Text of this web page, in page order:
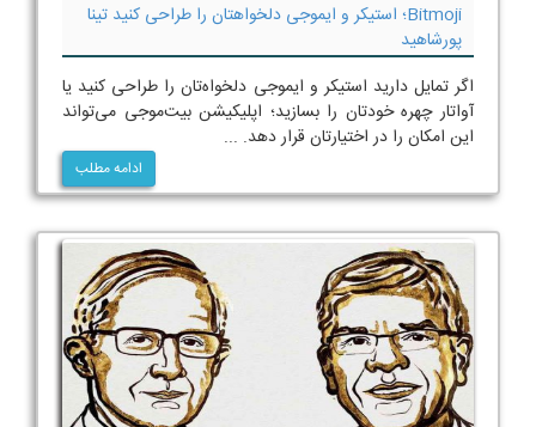
Bitmoji؛ استیکر و ایموجی دلخواهتان را طراحی کنید تینا
پورشاهید
اگر تمایل دارید استیکر و ایموجی دلخواه‌تان را طراحی کنید یا
آواتار چهره خودتان را بسازید؛ اپلیکیشن بیت‌موجی می‌تواند
این امکان را در اختیارتان قرار دهد. ...
ادامه مطلب